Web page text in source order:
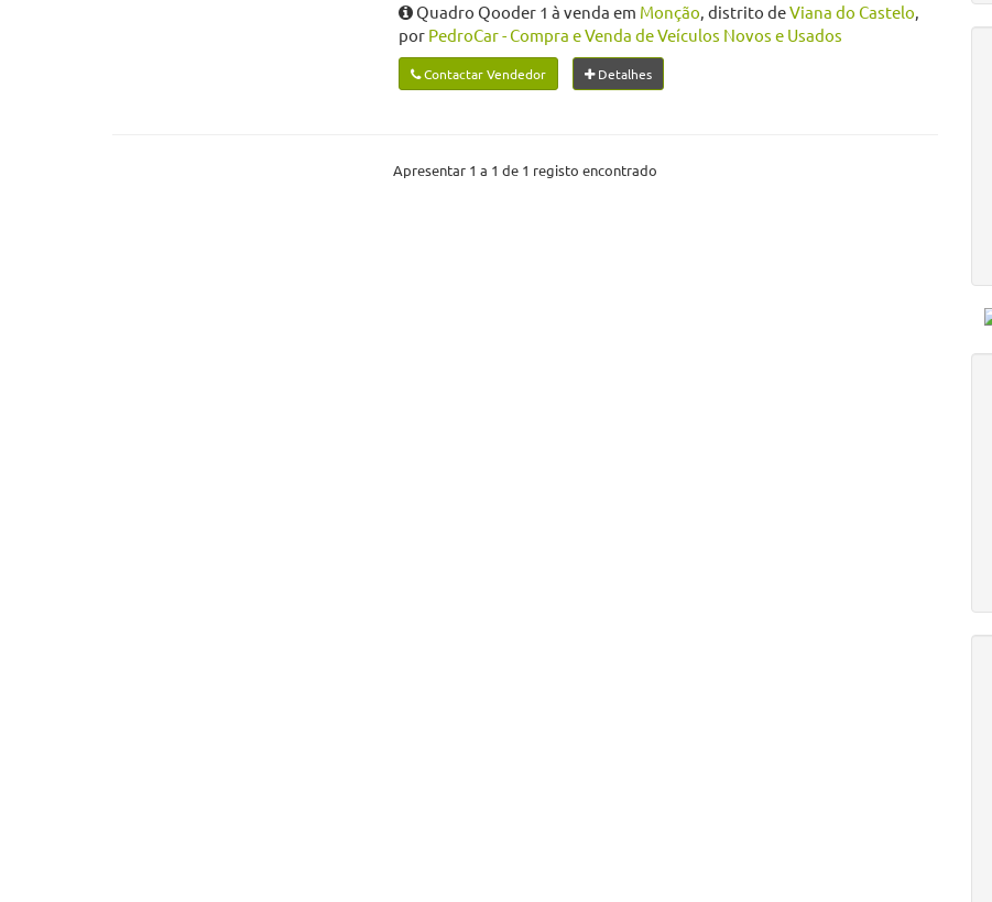
Quadro Qooder 1 à venda em Monção, distrito deViana do Castelo,
por PedroCar - Compra e Venda de Veículos Novos e Usados
Contactar Vendedor Detalhes
Apresentar 1 a 1 de 1 registo encontrado